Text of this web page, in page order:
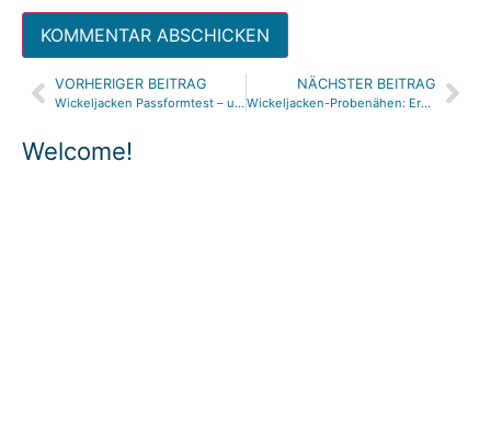
Welcome!
Alternative:
VORHERIGER BEITRAG
Wickeljacken Passformtest – und Probenähen!
NÄCHSTER BEITRAG
Wickeljacken-Probenähen: Ergebnisse Teil 1